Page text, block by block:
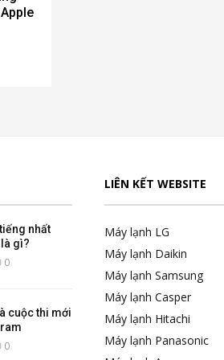
nhất
gì?
0
cuộc thi mới
0
LIÊN KẾT WEBSITE
Máy lạnh LG
Máy lạnh Daikin
Máy lạnh Samsung
Máy lạnh Casper
Máy lạnh Hitachi
Máy lạnh Panasonic